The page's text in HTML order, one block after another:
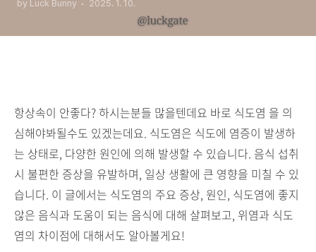
by Luck Bunny 2025. 1. 10.
항상속이 안좋다? 하시는분들 많을텐데요 바로 식도염 을 의
심해야봐될수도 있겠는데요. 식도염은 식도에 염증이 발생하
는 상태로, 다양한 원인에 의해 발생할 수 있습니다. 음식 섭취
시 불편한 증상을 유발하며, 일상 생활에 큰 영향을 미칠 수 있
습니다. 이 글에서는 식도염의 주요 증상, 원인, 식도염에 좋지
않은 음식과 도움이 되는 음식에 대해 살펴보고, 위염과 식도
염의 차이점에 대해서도 알아볼게요!